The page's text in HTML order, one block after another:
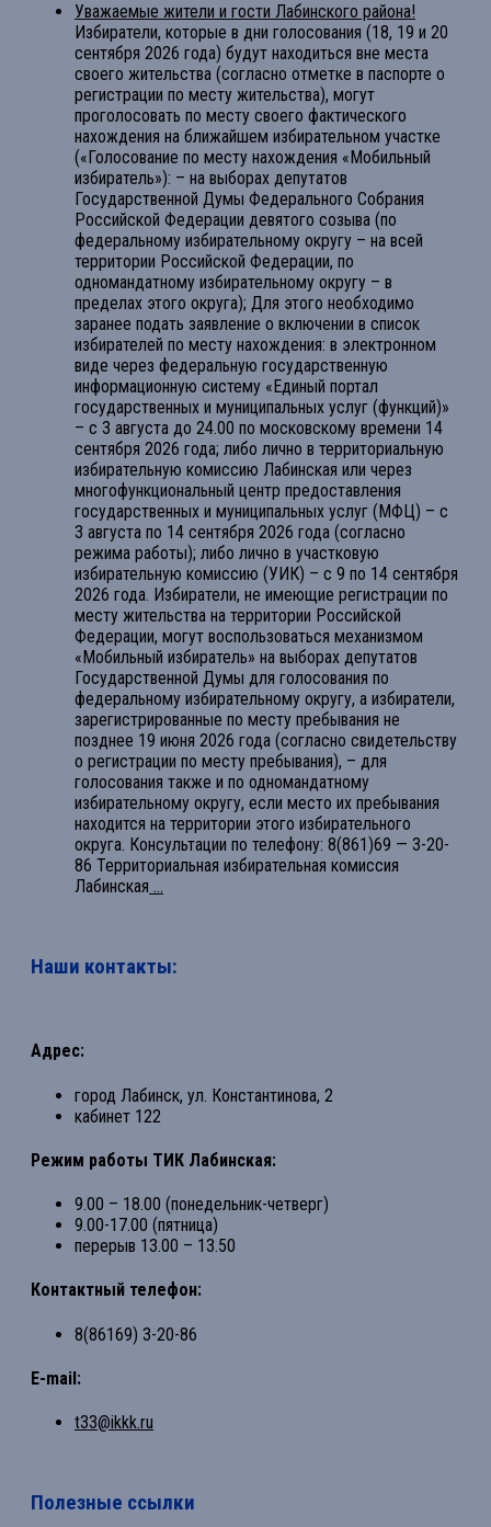
Уважаемые жители и гости Лабинского района!
Избиратели, которые в дни голосования (18, 19 и 20
сентября 2026 года) будут находиться вне места
своего жительства (согласно отметке в паспорте о
регистрации по месту жительства), могут
проголосовать по месту своего фактического
нахождения на ближайшем избирательном участке
(«Голосование по месту нахождения «Мобильный
избиратель»): – на выборах депутатов
Государственной Думы Федерального Собрания
Российской Федерации девятого созыва (по
федеральному избирательному округу – на всей
территории Российской Федерации, по
одномандатному избирательному округу – в
пределах этого округа); Для этого необходимо
заранее подать заявление о включении в список
избирателей по месту нахождения: в электронном
виде через федеральную государственную
информационную систему «Единый портал
государственных и муниципальных услуг (функций)»
– с 3 августа до 24.00 по московскому времени 14
сентября 2026 года; либо лично в территориальную
избирательную комиссию Лабинская или через
многофункциональный центр предоставления
государственных и муниципальных услуг (МФЦ) – с
3 августа по 14 сентября 2026 года (согласно
режима работы); либо лично в участковую
избирательную комиссию (УИК) – с 9 по 14 сентября
2026 года. Избиратели, не имеющие регистрации по
месту жительства на территории Российской
Федерации, могут воспользоваться механизмом
«Мобильный избиратель» на выборах депутатов
Государственной Думы для голосования по
федеральному избирательному округу, а избиратели,
зарегистрированные по месту пребывания не
позднее 19 июня 2026 года (согласно свидетельству
о регистрации по месту пребывания), – для
голосования также и по одномандатному
избирательному округу, если место их пребывания
находится на территории этого избирательного
округа. Консультации по телефону: 8(861)69 — 3-20-
86 Территориальная избирательная комиссия
Лабинская ...
Наши контакты:
Адрес:
город Лабинск, ул. Константинова, 2
кабинет 122
Режим работы ТИК Лабинская:
9.00 – 18.00 (понедельник-четверг)
9.00-17.00 (пятница)
перерыв 13.00 – 13.50
Контактный телефон:
8(86169) 3-20-86
E-mail:
t33@ikkk.ru
Полезные ссылки